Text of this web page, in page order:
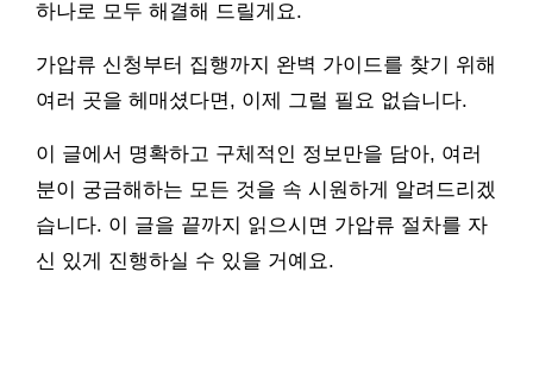
하나로 모두 해결해 드릴게요.
가압류 신청부터 집행까지 완벽 가이드를 찾기 위해
여러 곳을 헤매셨다면, 이제 그럴 필요 없습니다.
이 글에서 명확하고 구체적인 정보만을 담아, 여러
분이 궁금해하는 모든 것을 속 시원하게 알려드리겠
습니다. 이 글을 끝까지 읽으시면 가압류 절차를 자
신 있게 진행하실 수 있을 거예요.